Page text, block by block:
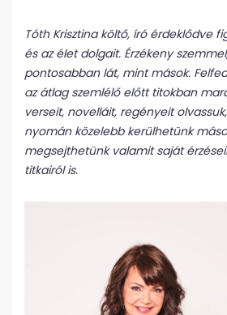
Tóth Krisztina költő, író érdeklődve
és az élet dolgait. Érzékeny
pontosabban lát, mint mások.
az átlag szemlélő előtt titokban
verseit, novelláit, regényeit
nyomán közelebb kerülhetünk
megsejthetünk valamit saját
titkairól is.